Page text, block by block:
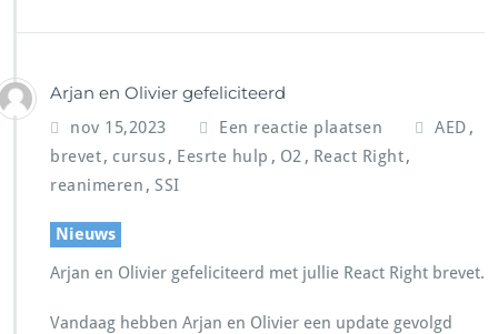
Arjan en Olivier gefeliciteerd
nov 15,2023 Een reactie plaatsen AED ,
brevet, cursus , Eesrte hulp , O2 , React Right,
reanimeren , SSI
Nieuws
Arjan en Olivier gefeliciteerd met jullie React Right brevet.
Vandaag hebben Arjan en Olivier een update gevolgd